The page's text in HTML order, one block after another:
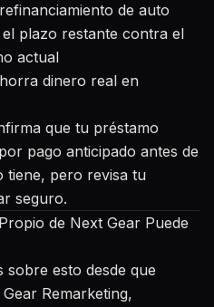
de auto
plazo restante contra el
actual
dinero real en
que tu préstamo
pago anticipado antes de
tiene, pero revisa tu
seguro.
de Next Gear Puede
sobre esto desde que
Remarketing,